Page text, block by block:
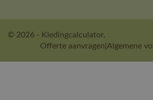
© 2026 - Kledingcalculator.
Offerte aanvragen Algemene